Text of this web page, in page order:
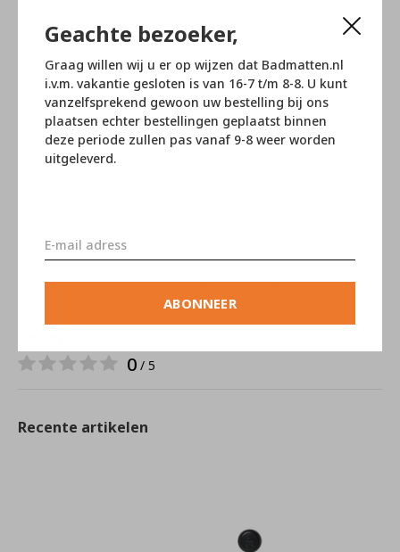
Geachte bezoeker,
Graag willen wij u er op wijzen dat Badmatten.nl
i.v.m. vakantie gesloten is van 16-7 t/m 8-8. U kunt
vanzelfsprekend gewoon uw bestelling bij ons
plaatsen echter bestellingen geplaatst binnen
deze periode zullen pas vanaf 9-8 weer worden
uitgeleverd.
ABONNEER
cm is hij uitermate geschikt voor in je badkuip. De mat kan eenvoudig met de
hand gereinigd worden maar mag zelfs op een 30 graden fijnwas programma in
bijgevoegd.
40x70cm
Met plakhaak (zwart)
voor bad
0 / 5
Recente artikelen